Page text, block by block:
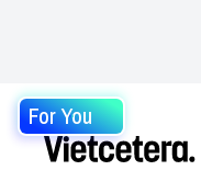
For You